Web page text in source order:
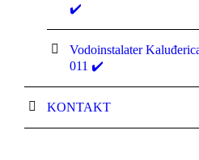
✔️
Vodoinstalater
011 ✔️
KONTAKT